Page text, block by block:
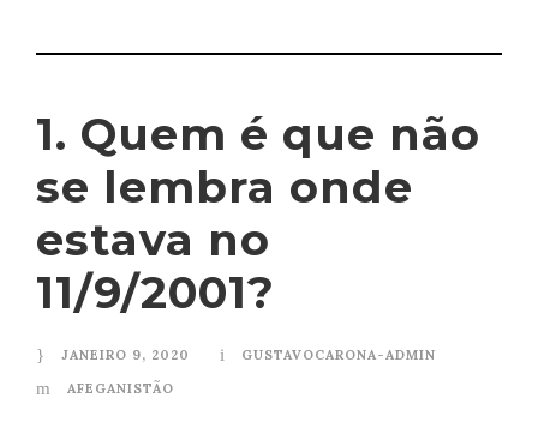
1. Quem é que não
se lembra onde
estava no
11/9/2001?
JANEIRO 9, 2020
GUSTAVOCARONA-ADMIN
AFEGANISTÃO